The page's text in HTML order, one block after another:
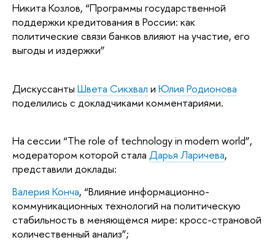
Никита Козлов, “Программы государственной
поддержки кредитования в России: как
политические связи банков влияют на участие, его
выгоды и издержки”
Дискуссанты Швета Сикхвал и Юлия Родионова
поделились с докладчиками комментариями.
На сессии “The role of technology in modern world”,
модератором которой стала Дарья Ларичева,
представили доклады:
Валерия Конча, “Влияние информационно-
коммуникационных технологий на политическую
стабильность в меняющемся мире: кросс-страновой
количественный анализ”;